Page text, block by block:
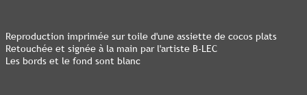
Reproduction imprimée sur toile d'une assiette de cocos plats
Retouchée et signée à la main par l'artiste B-LEC
Les bords et le fond sont blanc